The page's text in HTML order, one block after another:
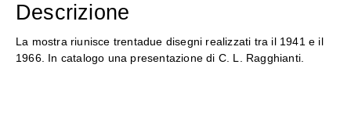
Descrizione
La mostra riunisce trentadue disegni realizzati tra il 1941 e il
1966. In catalogo una presentazione di C. L. Ragghianti.